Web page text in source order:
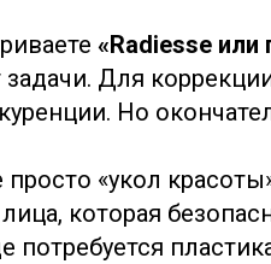
«Radiesse или
задачи. Для
Но
просто «укол
которая
потребуется